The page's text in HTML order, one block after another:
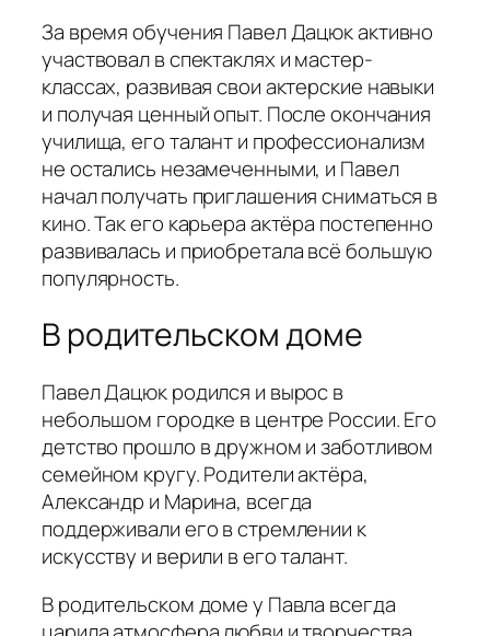
За время обучения Павел Дацюк активно
участвовал в спектаклях и мастер-
классах, развивая свои актерские навыки
и получая ценный опыт. После окончания
училища, его талант и профессионализм
не остались незамеченными, и Павел
начал получать приглашения сниматься в
кино. Так его карьера актёра постепенно
развивалась и приобретала всё большую
популярность.
В родительском доме
Павел Дацюк родился и вырос в
небольшом городке в центре России. Его
детство прошло в дружном и заботливом
семейном кругу. Родители актёра,
Александр и Марина, всегда
поддерживали его в стремлении к
искусству и верили в его талант.
В родительском доме у Павла всегда